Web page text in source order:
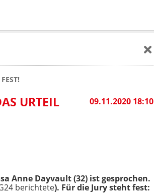
09.11.2020 18:10
URTEIL
Anne Dayvault (32) ist gesprochen.
berichtete). Für die Jury steht fest: